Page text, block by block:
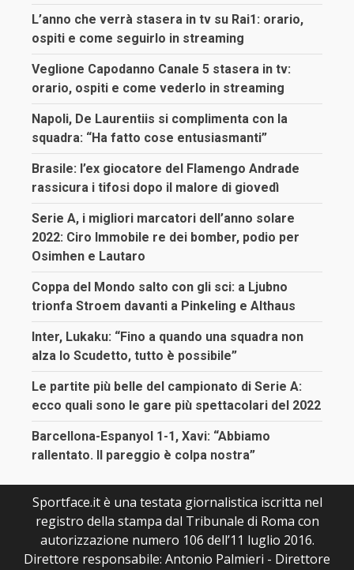
L’anno che verrà stasera in tv su Rai1: orario,
ospiti e come seguirlo in streaming
Veglione Capodanno Canale 5 stasera in tv:
orario, ospiti e come vederlo in streaming
Napoli, De Laurentiis si complimenta con la
squadra: “Ha fatto cose entusiasmanti”
Brasile: l’ex giocatore del Flamengo Andrade
rassicura i tifosi dopo il malore di giovedì
Serie A, i migliori marcatori dell’anno solare
2022: Ciro Immobile re dei bomber, podio per
Osimhen e Lautaro
Coppa del Mondo salto con gli sci: a Ljubno
trionfa Stroem davanti a Pinkeling e Althaus
Inter, Lukaku: “Fino a quando una squadra non
alza lo Scudetto, tutto è possibile”
Le partite più belle del campionato di Serie A:
ecco quali sono le gare più spettacolari del 2022
Barcellona-Espanyol 1-1, Xavi: “Abbiamo
rallentato. Il pareggio è colpa nostra”
Sportface.it è una testata giornalistica iscritta nel
registro della stampa dal Tribunale di Roma con
autorizzazione numero 106 dell’11 luglio 2016.
Direttore responsabile: Antonio Palmieri - Direttore